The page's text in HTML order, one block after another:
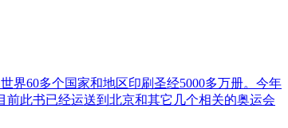
界60多个国家和地区印刷圣经5000多万册。今年
此书已经运送到北京和其它几个相关的奥运会